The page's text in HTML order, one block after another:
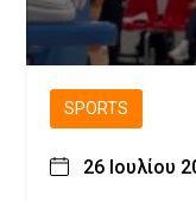
SPORTS
26 Ιουλίου